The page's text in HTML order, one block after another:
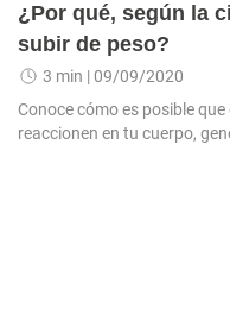
¿Por qué, según la
subir de peso?
3 min | 09/09/2020
Conoce cómo es posible
reaccionen en tu cuerpo,